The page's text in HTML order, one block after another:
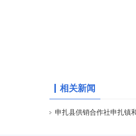
相关新闻
申扎县供销合作社申扎镇